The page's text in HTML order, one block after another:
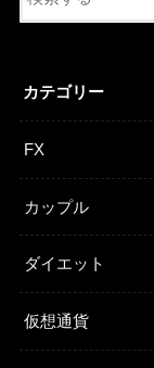
カテゴリー
FX
カップル
ダイエット
仮想通貨